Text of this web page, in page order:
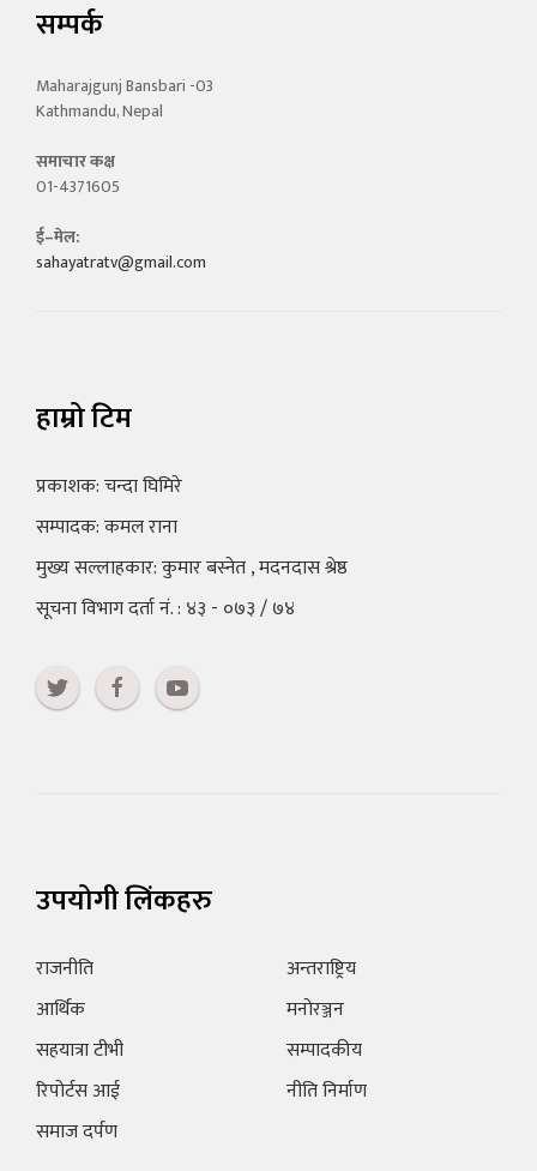
सम्पर्क
Maharajgunj Bansbari -03
Kathmandu, Nepal
समाचार कक्ष
01-4371605
ई–मेल:
sahayatratv@gmail.com
हाम्रो टिम
प्रकाशक: चन्दा घिमिरे
सम्पादक: कमल राना
मुख्य सल्लाहकार: कुमार बस्नेत , मदनदास श्रेष्ठ
सूचना विभाग दर्ता नं. : ४३ - ०७३ / ७४
उपयोगी लिंकहरु
राजनीति
आर्थिक
सहयात्रा टीभी
रिपोर्टस आई
समाज दर्पण
अन्तराष्ट्रिय
मनोरञ्जन
सम्पादकीय
नीति निर्माण